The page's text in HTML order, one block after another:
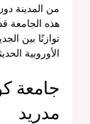
من المدينة
هذه الجامعة
توازنًا بين
الأوروبية
جامعة
مدريد